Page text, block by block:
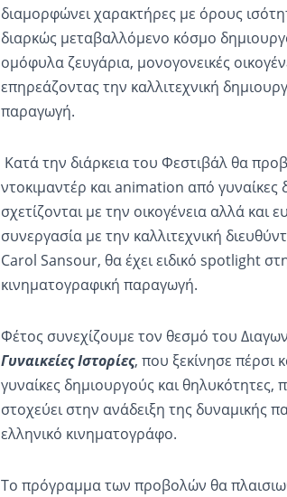
διαμορφώνει χαρακτήρες με όρους
διαρκώς μεταβαλλόμενο κόσμο
ομόφυλα ζευγάρια, μονογονεικές
επηρεάζοντας την καλλιτεχνική
παραγωγή.
Κατά την διάρκεια του Φεστιβάλ θα
ντοκιμαντέρ και animation από γυναίκες
σχετίζονται με την οικογένεια αλλά
συνεργασία με την καλλιτεχνική
Carol Sansour, θα έχει ειδικό spotlight
κινηματογραφική παραγωγή.
Φέτος συνεχίζουμε τον θεσμό του
Γυναικείες Ιστορίες, που ξεκίνησε πέρσι
γυναίκες δημιουργούς και
στοχεύει στην ανάδειξη της δυναμικής
ελληνικό κινηματογράφο.
Το πρόγραμμα των προβολών θα